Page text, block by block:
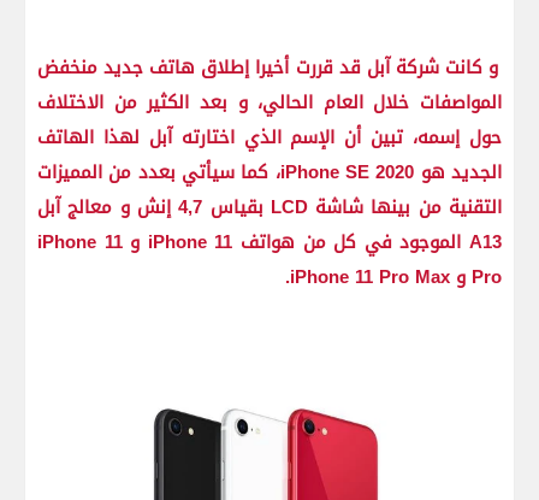
و كانت شركة آبل قد قررت أخيرا إطلاق هاتف جديد منخفض
المواصفات خلال العام الحالي، و بعد الكثير من الاختلاف
حول إسمه، تبين أن الإسم الذي اختارته آبل لهذا الهاتف
الجديد هو iPhone SE 2020، كما سيأتي بعدد من المميزات
التقنية من بينها شاشة LCD بقياس 4,7 إنش و معالج آبل
A13 الموجود في كل من هواتف iPhone 11 و iPhone 11
Pro و iPhone 11 Pro Max.